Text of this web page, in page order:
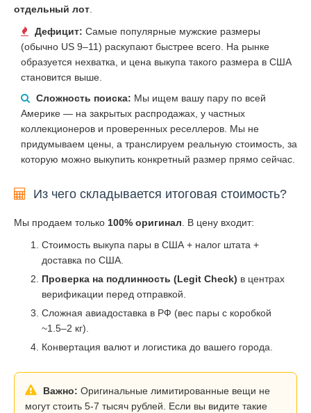
отдельный лот
Дефицит: Самые популярные мужские размеры
(обычно US 9–11) раскупают быстрее всего. На рынке
образуется нехватка, и цена выкупа такого размера в США
становится выше.
Сложность поиска: Мы ищем вашу пару по всей
Америке — на закрытых распродажах, у частных
коллекционеров и проверенных реселлеров. Мы не
придумываем цены, а транслируем реальную стоимость, за
которую можно выкупить конкретный размер прямо сейчас.
Из чего складывается итоговая стоимость?
Мы продаем только 100% оригинал . В цену входит:
Стоимость выкупа пары в США + налог штата +
доставка по США.
Проверка на подлинность (Legit Check) в центрах
верификации перед отправкой.
Сложная авиадоставка в РФ (вес пары с коробкой
~1.5–2 кг).
Конвертация валют и логистика до вашего города.
Важно: Оригинальные лимитированные вещи не
могут стоить 5-7 тысяч рублей. Если вы видите такие